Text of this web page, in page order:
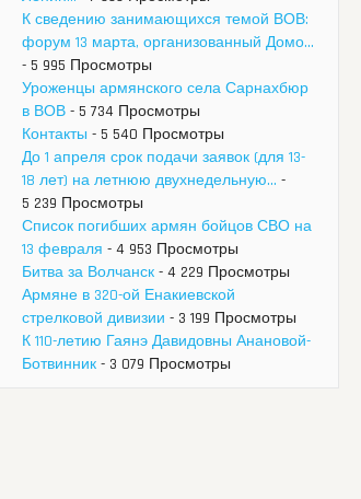
К сведению занимающихся темой ВОВ:
форум 13 марта, организованный Домо...
- 5 995 Просмотры
Уроженцы армянского села Сарнахбюр
в ВОВ - 5 734 Просмотры
Контакты - 5 540 Просмотры
До 1 апреля срок подачи заявок (для 13-
18 лет) на летнюю двухнедельную... -
5 239 Просмотры
Список погибших армян бойцов СВО на
13 февраля - 4 953 Просмотры
Битва за Волчанск - 4 229 Просмотры
Армяне в 320-ой Енакиевской
стрелковой дивизии - 3 199 Просмотры
К 110-летию Гаянэ Давидовны Анановой-
Ботвинник - 3 079 Просмотры